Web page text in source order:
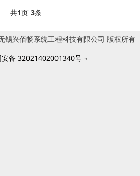
共1页 3条
兴佰畅系统工程科技有限公司 版权所有
备 32021402001340号"